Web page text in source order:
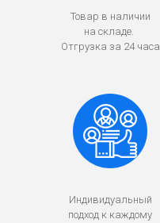
Товар в наличии
на складе.
Отгрузка за 24 часа
Индивидуальный
подход к каждому